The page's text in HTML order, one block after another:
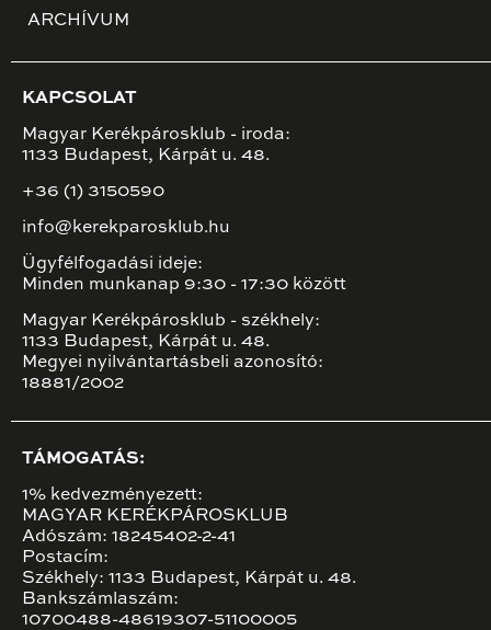
ARCHÍVUM
KAPCSOLAT
Magyar Kerékpárosklub - iroda:
1133 Budapest, Kárpát u. 48.
+36 (1) 3150590
info@kerekparosklub.hu
Ügyfélfogadási ideje:
Minden munkanap 9:30 - 17:30 között
Magyar Kerékpárosklub - székhely:
1133 Budapest, Kárpát u. 48.
Megyei nyilvántartásbeli azonosító:
18881/2002
TÁMOGATÁS:
1% kedvezményezett:
MAGYAR KERÉKPÁROSKLUB
Adószám: 18245402-2-41
Postacím:
Székhely: 1133 Budapest, Kárpát u. 48.
Bankszámlaszám:
10700488-48619307-51100005